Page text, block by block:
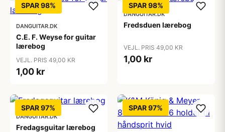
SPAR 98%
DANGUITAR.DK
C.E. F. Weyse for guitar
lærebog
VEJL. PRIS 49,00 KR
1,00 kr
SPAR 98%
DANGUITAR.DK
Fredsduen lærebog
VEJL. PRIS 49,00 KR
1,00 kr
SPAR 97%
DANGUITAR.DK
Fredagsguitar lærebog
SPAR 97%